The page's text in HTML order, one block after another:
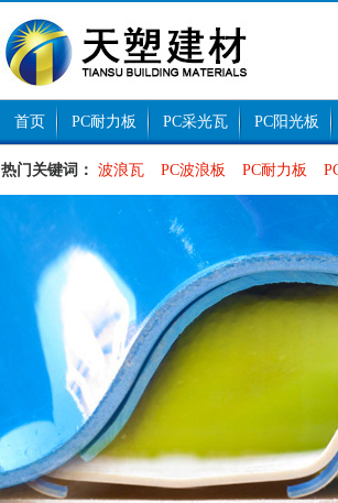
首页 PC耐力板 PC采光瓦 PC阳光板
热门关键词： 波浪瓦 PC波浪板 PC耐力板